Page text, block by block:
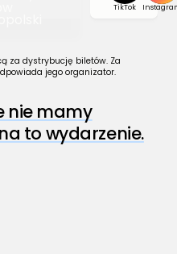
TikTok
za dystrybucję biletów. Za
jego organizator.
nie mamy
to wydarzenie.